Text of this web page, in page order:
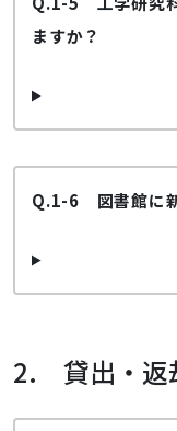
ますか？
Q.1-6 図書館に
2. 貸出・返